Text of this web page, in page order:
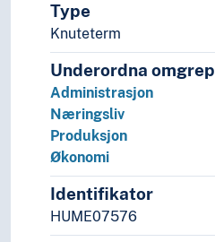
Type
Knuteterm
Underordna omgrep
Administrasjon
Næringsliv
Produksjon
Økonomi
Identifikator
HUME07576